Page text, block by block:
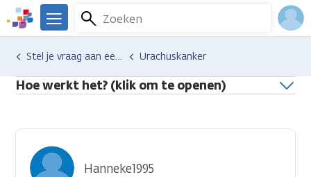
Overslaan
en
naar
inhoud
gaan
We
er
voor
je.
Zoeken
Menu
Hulp en ondersteuning
Stel je vraag aan een professional Urachuskanker
Hoe werkt het? (klik om te openen)
Hanneke1995